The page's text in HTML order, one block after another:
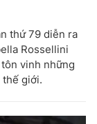
thứ 79 diễn ra
Rossellini
vinh những
thế giới.